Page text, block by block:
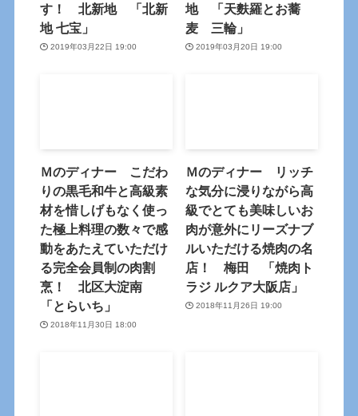
す！ 北新地 「北新
地 七宝」
2019年03月22日 19:00
地 「天麩羅とお蕎
麦 三輪」
2019年03月20日 19:00
Ｍのディナー こだわ
りの黒毛和牛と高級素
材を惜しげもなく使っ
た極上料理の数々で感
動をあたえていただけ
る完全会員制の肉割
烹！ 北区大淀南
「とらいち」
2018年11月30日 18:00
Ｍのディナー リッチ
な気分に浸りながら高
級でとても美味しいお
肉が意外にリーズナブ
ルいただける焼肉の名
店！ 梅田 「焼肉ト
ラジ ルクア大阪店」
2018年11月26日 19:00